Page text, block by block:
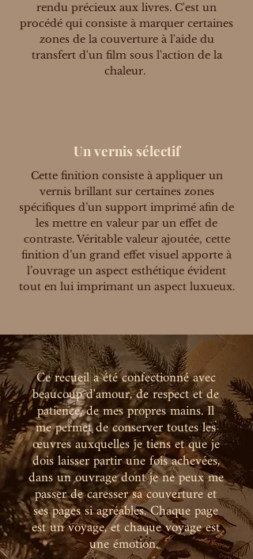
rendu précieux aux livres. C'est un
procédé qui consiste à marquer certaines
zones de la couverture à l'aide du
transfert d'un film sous l'action de la
chaleur.
Un vernis sélectif
Cette finition consiste à appliquer un
vernis brillant sur certaines zones
spécifiques d’un support imprimé afin de
les mettre en valeur par un effet de
contraste. Véritable valeur ajoutée, cette
finition d’un grand effet visuel apporte à
l’ouvrage un aspect esthétique évident
tout en lui imprimant un aspect luxueux.
Ce recueil a été confectionné avec
beaucoup d'amour, de respect et de
patience, de mes propres mains. Il
me permet de conserver toutes les
œuvres auxquelles je tiens et que je
dois laisser partir une fois achevées,
dans un ouvrage dont je ne peux me
passer de caresser sa couverture et
ses pages si agréables. Chaque page
est un voyage, et chaque voyage est
une émotion.